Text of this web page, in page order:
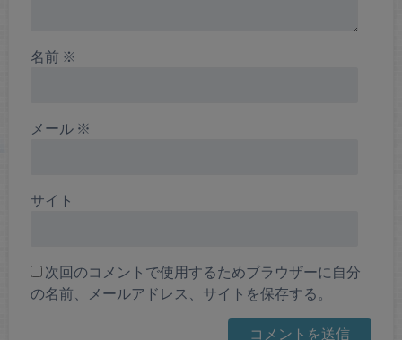
名前 ※
メール ※
サイト
次回のコメントで使用するためブラウザーに自分
の名前、メールアドレス、サイトを保存する。